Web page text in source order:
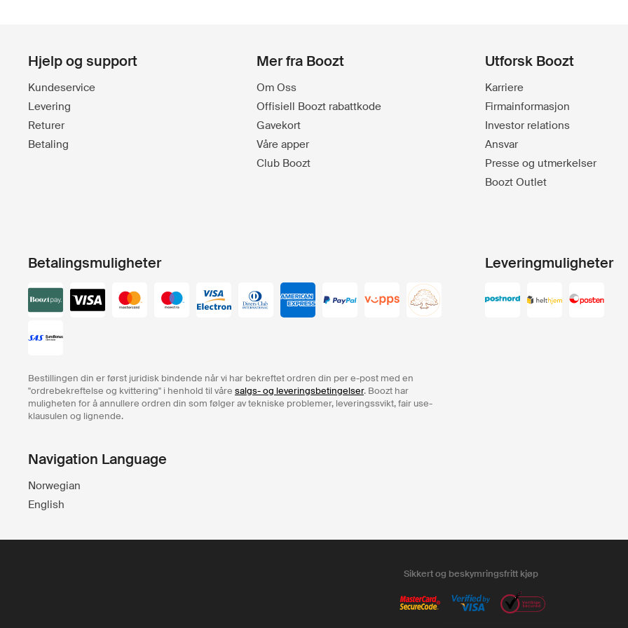
Hjelp og support
Kundeservice
Levering
Returer
Betaling
Mer fra Boozt
Om Oss
Offisiell Boozt rabattkode
Gavekort
Våre apper
Club Boozt
Utforsk Boozt
Karriere
Firmainformasjon
Investor relations
Ansvar
Presse og utmerkelser
Boozt Outlet
Betalingsmuligheter
Bestillingen din er først juridisk bindende når vi har bekreftet ordren din per e-post med en
"ordrebekreftelse og kvittering" i henhold til våre salgs- og leveringsbetingelser. Boozt har
muligheten for å annullere ordren din som følger av tekniske problemer, leveringssvikt, fair use-
klausulen og lignende.
Leveringmuligheter
Navigation Language
Norwegian
English
Sikkert og beskymringsfritt kjøp